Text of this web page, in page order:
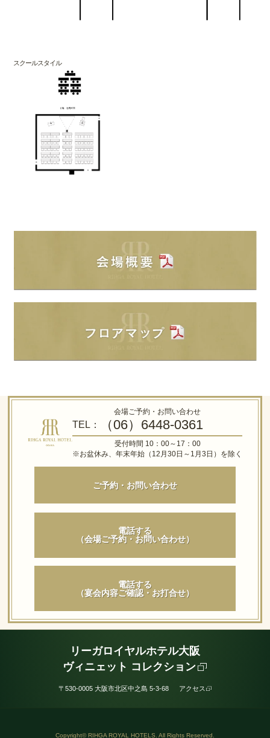
スクールスタイル
会場ご予約・お問い合わせ
TEL： （06）6448-0361
受付時間 10：00～17：00
※お盆休み、年末年始（12月30日～1月3日）を除く
ご予約・お問い合わせ
電話する
（会場ご予約・お問い合わせ）
電話する
（宴会内容ご確認・お打合せ）
リーガロイヤルホテル大阪
ヴィニェット コレクション
〒530-0005 大阪市北区中之島 5-3-68 アクセス
Copyright© RIHGA ROYAL HOTELS. All Rights Reserved.